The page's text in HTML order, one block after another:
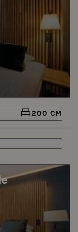
200 CM